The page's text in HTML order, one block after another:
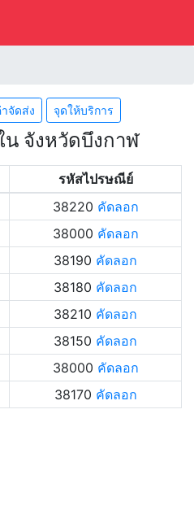
จัดส่ง จุดให้บริการ
จังหวัดบึงกาฬ
รหัสไปรษณีย์
38220 คัดลอก
38000 คัดลอก
38190 คัดลอก
38180 คัดลอก
38210 คัดลอก
38150 คัดลอก
38000 คัดลอก
38170 คัดลอก